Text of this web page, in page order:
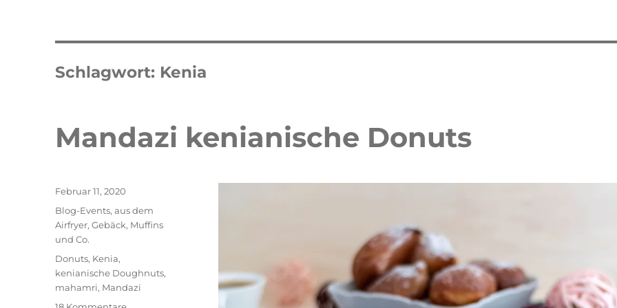
Schlagwort: Kenia
Mandazi kenianische Donuts
Veröffentlicht
am
Februar 11, 2020
Kategorien
Blog-Events,aus dem
Airfryer,Gebäck, Muffins
und Co.
Schlagwörter
Donuts, Kenia,
kenianische Doughnuts,
mahamri, Mandazi